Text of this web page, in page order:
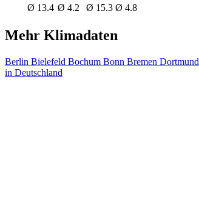
Ø 13.4 Ø 4.2 Ø 15.3 Ø 4.8
Mehr Klimadaten
Berlin Bielefeld Bochum Bonn Bremen Dortmund
in Deutschland